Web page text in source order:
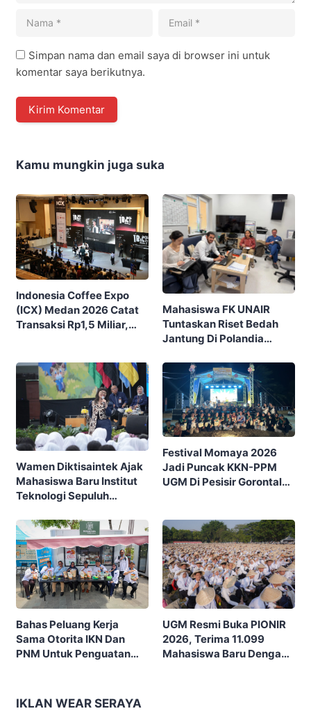
Simpan nama dan email saya di browser ini untuk
komentar saya berikutnya.
Kamu mungkin juga suka
Indonesia Coffee Expo
(ICX) Medan 2026 Catat
Transaksi Rp1,5 Miliar,
Mahasiswa FK UNAIR
Tuntaskan Riset Bedah
Jantung Di Polandia
SCORE
Wamen Diktisaintek Ajak
Mahasiswa Baru Institut
Teknologi Sepuluh
Kritis Hadapi Euforia AI
Festival Momaya 2026
Jadi Puncak KKN-PPM
UGM Di Pesisir Gorontalo,
Bahas Peluang Kerja
Sama Otorita IKN Dan
PNM Untuk Penguatan
UGM Resmi Buka PIONIR
2026, Terima 11.099
Mahasiswa Baru Dengan
IKLAN WEAR SERAYA